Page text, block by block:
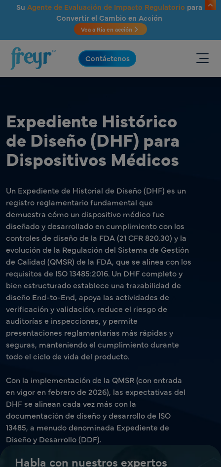
Saltar al contenido principal
Su Agente de Evaluación de Impacto Regulatorio para
Convertir el Cambio en Acción
Vea a Ria en acción
.
Contáctenos
Expediente Histórico
de Diseño (DHF) para
Dispositivos Médicos
Un Expediente de Historial de Diseño (DHF) es un
registro reglamentario fundamental que
demuestra cómo un dispositivo médico fue
diseñado y desarrollado en cumplimiento con los
controles de diseño de la FDA (21 CFR 820.30) y la
evolución de la Regulación del Sistema de Gestión
de Calidad (QMSR) de la FDA, que se alinea con los
requisitos de ISO 13485:2016. Un DHF completo y
bien estructurado establece una trazabilidad de
diseño End-to-End, apoya las actividades de
verificación y validación, reduce el riesgo de
auditorías e inspecciones, y permite
presentaciones reglamentarias más rápidas y
seguras, manteniendo el cumplimiento durante
todo el ciclo de vida del producto.
Con la implementación de la QMSR (con entrada
en vigor en febrero de 2026), las expectativas del
DHF se alinean cada vez más con la
documentación de diseño y desarrollo de ISO
13485, a menudo denominada Expediente de
Diseño y Desarrollo (DDF).
Habla con nuestros expertos